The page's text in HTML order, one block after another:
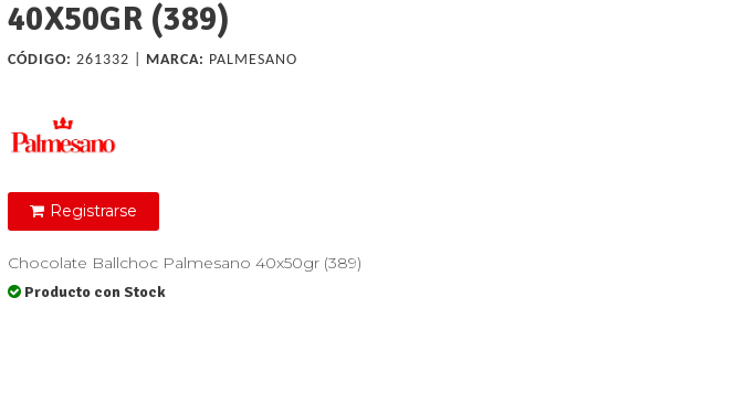
40X50GR (389)
CÓDIGO: 261332 | MARCA: PALMESANO
Registrarse
Chocolate Ballchoc Palmesano 40x50gr (389)
Producto con Stock